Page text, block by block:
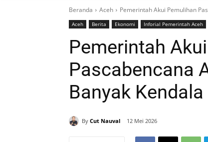
Beranda Aceh Pemerintah Akui Pemulihan
Aceh Berita Ekonomi Inforial Pemerintah Aceh
Pemerintah
Pascabencana
Banyak Kendala
By Cut Nauval 12 Mei 2026